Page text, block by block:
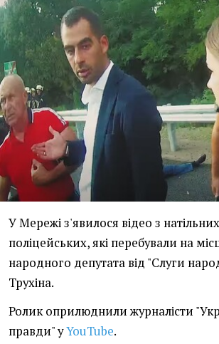
У Мережі з'явилося відео з
поліцейських, які перебували на
народного депутата від "Слуги
Трухіна.
Ролик оприлюднили журналісти
правди" уYouTube.